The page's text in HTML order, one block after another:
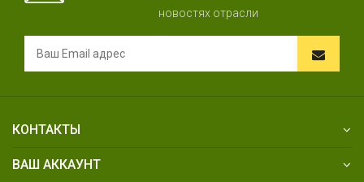
новостях отрасли
КОНТАКТЫ
ВАШ АККАУНТ